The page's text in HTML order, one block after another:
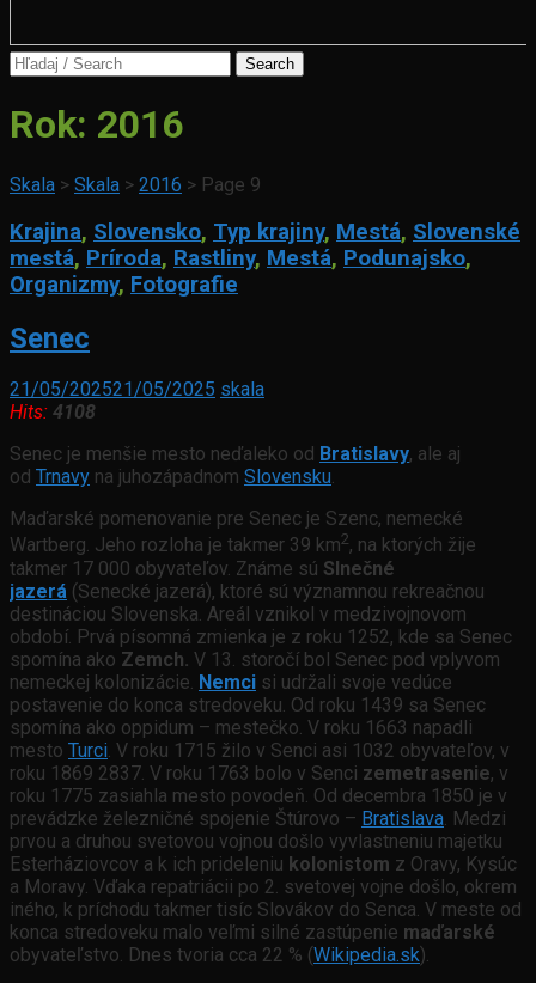
Search
Rok: 2016
Skala > Skala > 2016 > Page 9
Krajina, Slovensko, Typ krajiny, Mestá, Slovenské
mestá, Príroda, Rastliny, Mestá, Podunajsko,
Organizmy, Fotografie
Senec
21/05/202521/05/2025 skala
Hits: 4108
Senec je menšie mesto neďaleko od Bratislavy, ale aj
od Trnavy na juhozápadnom Slovensku.
Maďarské pomenovanie pre Senec je Szenc, nemecké
Wartberg. Jeho rozloha je takmer 39 km2, na ktorých žije
takmer 17 000 obyvateľov. Známe sú Slnečné
jazerá (Senecké jazerá), ktoré sú významnou rekreačnou
destináciou Slovenska. Areál vznikol v medzivojnovom
období. Prvá písomná zmienka je z roku 1252, kde sa Senec
spomína ako Zemch. V 13. storočí bol Senec pod vplyvom
nemeckej kolonizácie. Nemci si udržali svoje vedúce
postavenie do konca stredoveku. Od roku 1439 sa Senec
spomína ako oppidum – mestečko. V roku 1663 napadli
mesto Turci . V roku 1715 žilo v Senci asi 1032 obyvateľov, v
roku 1869 2837. V roku 1763 bolo v Senci zemetrasenie, v
roku 1775 zasiahla mesto povodeň. Od decembra 1850 je v
prevádzke železničné spojenie Štúrovo – Bratislava . Medzi
prvou a druhou svetovou vojnou došlo vyvlastneniu majetku
Esterháziovcov a k ich prideleniu kolonistom z Oravy, Kysúc
a Moravy. Vďaka repatriácii po 2. svetovej vojne došlo, okrem
iného, k príchodu takmer tisíc Slovákov do Senca. V meste od
konca stredoveku malo veľmi silné zastúpenie maďarské
obyvateľstvo. Dnes tvoria cca 22 % (Wikipedia.sk).